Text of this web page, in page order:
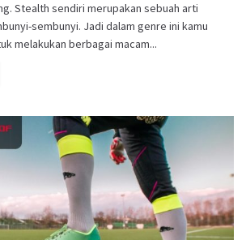
Stealth sendiri merupakan sebuah arti
sembunyi. Jadi dalam genre ini kamu
melakukan berbagai macam...